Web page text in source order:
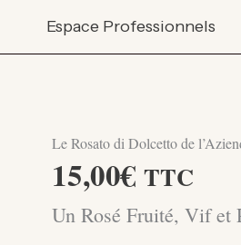
Espace Professionnels
Le Rosato di Dolcetto de
15,00€ TTC
Un Rosé Fruité, Vif et